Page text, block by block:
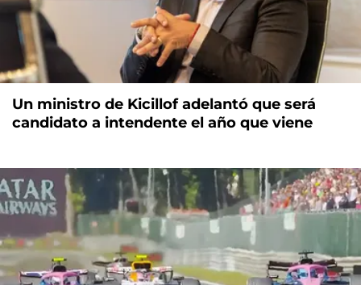
Un ministro de Kicillof adelantó que será
candidato a intendente el año que viene